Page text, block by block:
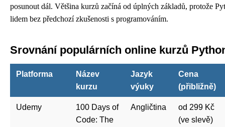
posunout dál. Většina kurzů začíná od úplných základů, protože
lidem bez předchozí zkušenosti s programováním.
Srovnání populárních online kurzů
Platforma
Název
kurzu
Jazyk
výuky
Cena
(přibližně)
Udemy
100 Days of
Code: The
Angličtina
od 299 Kč
(ve slevě)